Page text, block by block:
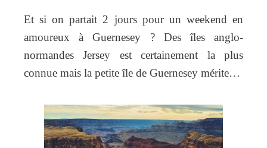
Et si on partait 2 jours pour un weekend en
amoureux à Guernesey ? Des îles anglo-
normandes Jersey est certainement la plus
connue mais la petite île de Guernesey mérite…